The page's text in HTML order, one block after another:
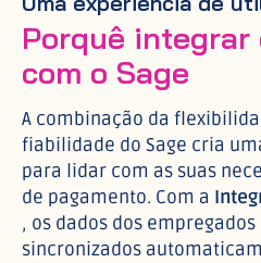
Porquê integrar
com o Sage
A combinação da
fiabilidade do Sage cria
para lidar com as suas
de pagamento. Com a
, os dados dos
sincronizados